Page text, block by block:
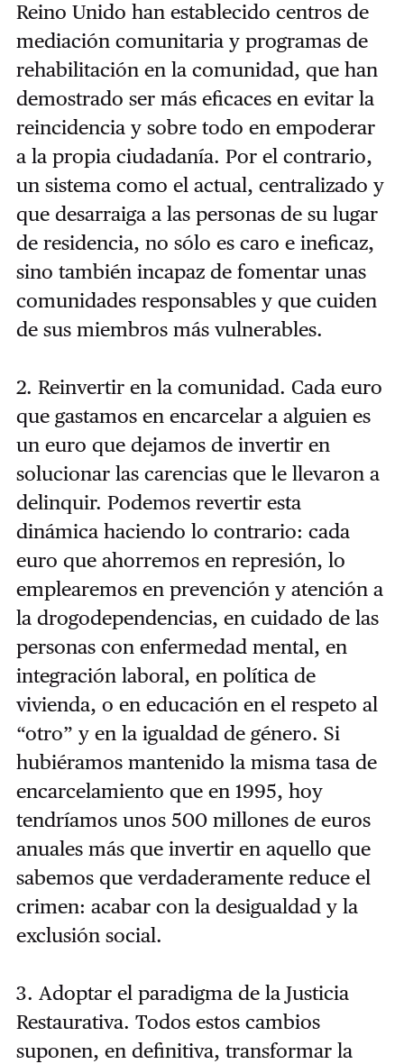
Reino Unido han establecido centros de
mediación comunitaria y programas de
rehabilitación en la comunidad, que han
demostrado ser más eficaces en evitar la
reincidencia y sobre todo en empoderar
a la propia ciudadanía. Por el contrario,
un sistema como el actual, centralizado y
que desarraiga a las personas de su lugar
de residencia, no sólo es caro e ineficaz,
sino también incapaz de fomentar unas
comunidades responsables y que cuiden
de sus miembros más vulnerables.
2. Reinvertir en la comunidad. Cada euro
que gastamos en encarcelar a alguien es
un euro que dejamos de invertir en
solucionar las carencias que le llevaron a
delinquir. Podemos revertir esta
dinámica haciendo lo contrario: cada
euro que ahorremos en represión, lo
emplearemos en prevención y atención a
la drogodependencias, en cuidado de las
personas con enfermedad mental, en
integración laboral, en política de
vivienda, o en educación en el respeto al
“otro” y en la igualdad de género. Si
hubiéramos mantenido la misma tasa de
encarcelamiento que en 1995, hoy
tendríamos unos 500 millones de euros
anuales más que invertir en aquello que
sabemos que verdaderamente reduce el
crimen: acabar con la desigualdad y la
exclusión social.
3. Adoptar el paradigma de la Justicia
Restaurativa. Todos estos cambios
suponen, en definitiva, transformar la